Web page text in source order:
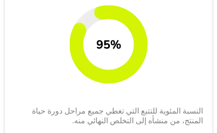
النسبة المئوية للتتبع التي تغطي جميع مراحل دورة حياة
المنتج، من منشأه إلى التخلص النهائي منه.